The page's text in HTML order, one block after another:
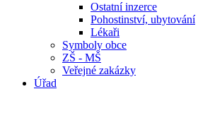
Ostatní inzerce
Pohostinství, ubytování
Lékaři
Symboly obce
ZŠ - MŠ
Veřejné zakázky
Úřad